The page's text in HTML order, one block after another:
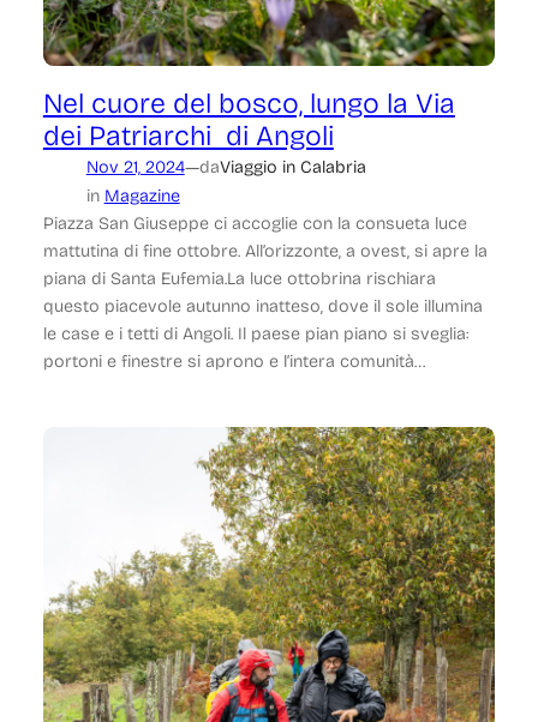
Nel cuore del bosco, lungo la Via
dei Patriarchi di Angoli
Nov 21, 2024—daViaggio in Calabria
in Magazine
Piazza San Giuseppe ci accoglie con la consueta luce
mattutina di fine ottobre. All’orizzonte, a ovest, si apre la
piana di Santa Eufemia.La luce ottobrina rischiara
questo piacevole autunno inatteso, dove il sole illumina
le case e i tetti di Angoli. Il paese pian piano si sveglia:
portoni e finestre si aprono e l’intera comunità…